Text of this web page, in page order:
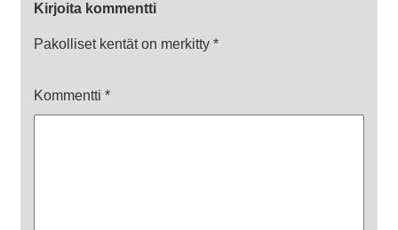
Kirjoita kommentti
Pakolliset kentät on merkitty *
Kommentti *